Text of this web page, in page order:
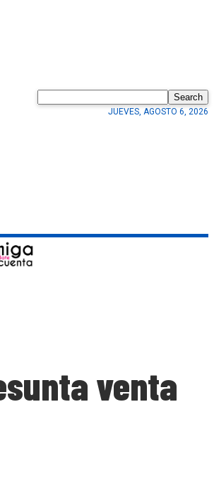
Search
JUEVES, AGOSTO 6, 2026
venta